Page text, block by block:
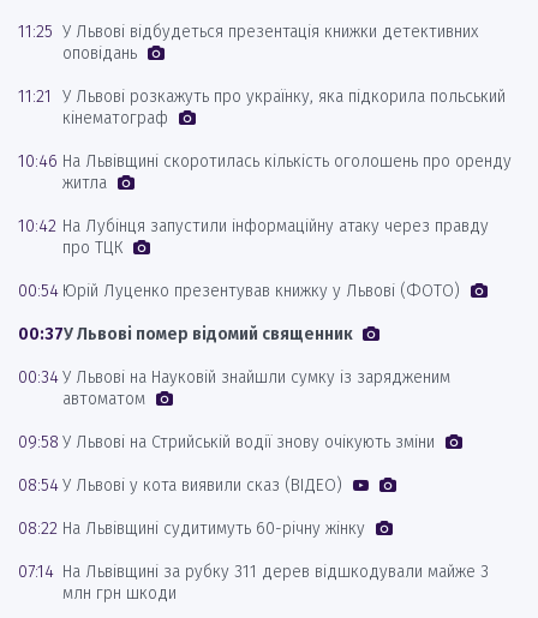
11:25 У Львові відбудеться презентація книжки детективних
оповідань
11:21
У Львові розкажуть про українку, яка підкорила польський
кінематограф
10:46 На Львівщині скоротилась кількість оголошень про оренду
житла
10:42 На Лубінця запустили інформаційну атаку через правду
про ТЦК
00:54 Юрій Луценко презентував книжку у Львові (ФОТО)
00:37У Львові помер відомий священник
00:34У Львові на Науковій знайшли сумку із зарядженим
автоматом
09:58 У Львові на Стрийській водії знову очікують зміни
08:54У Львові у кота виявили сказ (ВІДЕО)
08:22 На Львівщині судитимуть 60-річну жінку
07:14 На Львівщині за рубку 311 дерев відшкодували майже 3
млн грн шкоди